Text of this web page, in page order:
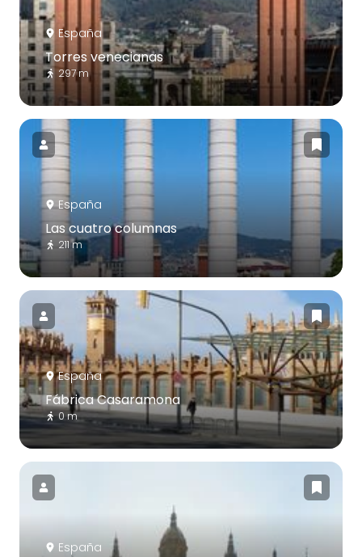
España
Torres venecianas
297 m
España
Las cuatro columnas
211 m
España
Fábrica Casaramona
0 m
España